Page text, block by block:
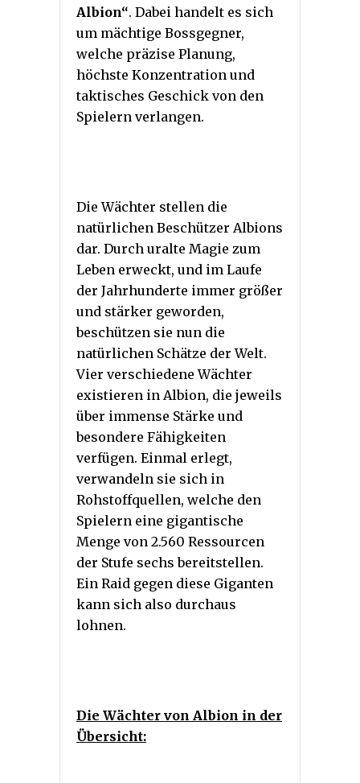
Albion“. Dabei handelt es sich
um mächtige Bossgegner,
welche präzise Planung,
höchste Konzentration und
taktisches Geschick von den
Spielern verlangen.
Die Wächter stellen die
natürlichen Beschützer Albions
dar. Durch uralte Magie zum
Leben erweckt, und im Laufe
der Jahrhunderte immer größer
und stärker geworden,
beschützen sie nun die
natürlichen Schätze der Welt.
Vier verschiedene Wächter
existieren in Albion, die jeweils
über immense Stärke und
besondere Fähigkeiten
verfügen. Einmal erlegt,
verwandeln sie sich in
Rohstoffquellen, welche den
Spielern eine gigantische
Menge von 2.560 Ressourcen
der Stufe sechs bereitstellen.
Ein Raid gegen diese Giganten
kann sich also durchaus
lohnen.
Die Wächter von Albion in der
Übersicht: